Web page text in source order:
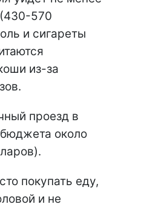
570
и сигареты
из-за
проезд в
около
покупать еду,
и не